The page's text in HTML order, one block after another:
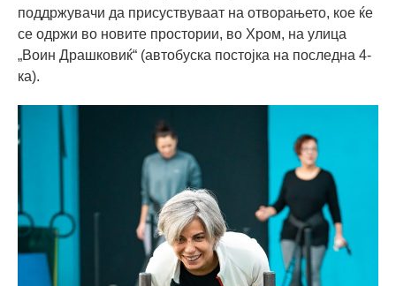
поддржувачи да присуствуваат на отворањето, кое ќе
се одржи во новите простории, во Хром, на улица
„Воин Драшковиќ“ (автобуска постојка на последна 4-
ка).